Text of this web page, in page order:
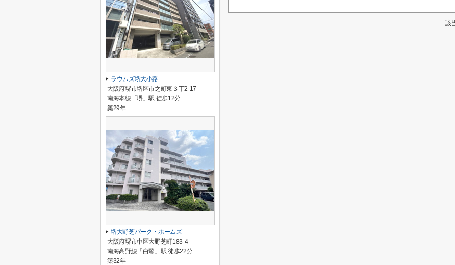
該
ラウムズ堺大小路
大阪府堺市堺区市之町東３丁2-17
南海本線「堺」駅 徒歩12分
築29年
堺大野芝パーク・ホームズ
大阪府堺市中区大野芝町183-4
南海高野線「白鷺」駅 徒歩22分
築32年